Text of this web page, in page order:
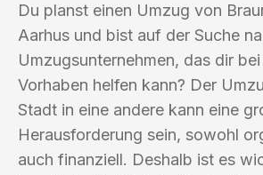
Du planst einen Umzug von
Aarhus und bist auf der Suche
Umzugsunternehmen, das dir
Vorhaben helfen kann? Der
Stadt in eine andere kann eine
Herausforderung sein, sowohl
auch finanziell. Deshalb ist es